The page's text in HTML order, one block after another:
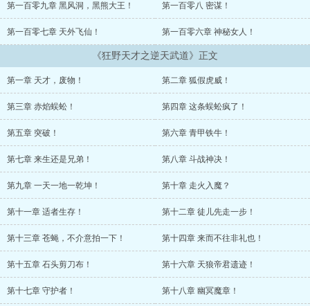
第一百零九章 黑风洞，黑熊大王！ 第一百零八 密谋！
第一百零七章 天外飞仙！ 第一百零六章 神秘女人！
《狂野天才之逆天武道》正文
第一章 天才，废物！ 第二章 狐假虎威！
第三章 赤焰蜈蚣！ 第四章 这条蜈蚣疯了！
第五章 突破！ 第六章 青甲铁牛！
第七章 来生还是兄弟！ 第八章 斗战神决！
第九章 一天一地一乾坤！ 第十章 走火入魔？
第十一章 适者生存！ 第十二章 徒儿先走一步！
第十三章 苍蝇，不介意拍一下！ 第十四章 来而不往非礼也！
第十五章 石头剪刀布！ 第十六章 天狼帝君遗迹！
第十七章 守护者！ 第十八章 幽冥魔章！